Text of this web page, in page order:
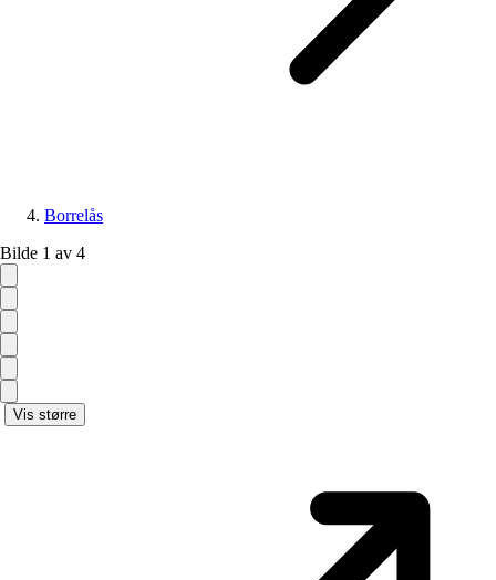
Borrelås
Bilde 1 av 4
Vis større